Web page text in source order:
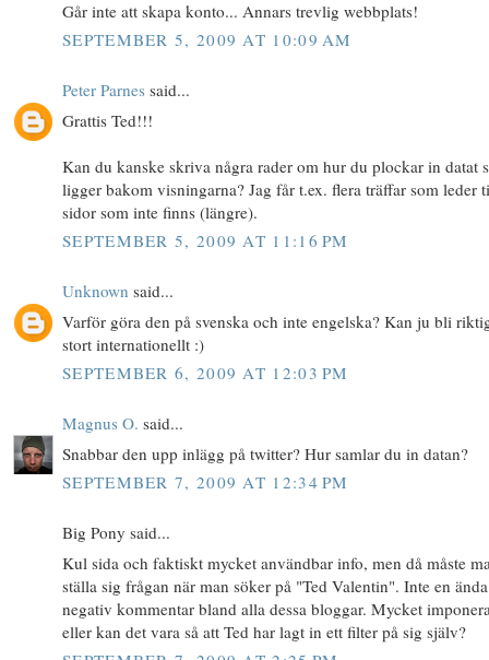
Går inte att skapa konto... Annars trevlig webbplats!
SEPTEMBER 5, 2009 AT 10:09 AM
Peter Parnes said...
Grattis Ted!!!
Kan du kanske skriva några rader om hur du plockar in datat
ligger bakom visningarna? Jag får t.ex. flera träffar som leder
sidor som inte finns (längre).
SEPTEMBER 5, 2009 AT 11:16 PM
Unknown said...
Varför göra den på svenska och inte engelska? Kan ju bli
stort internationellt :)
SEPTEMBER 6, 2009 AT 12:03 PM
Magnus O. said...
Snabbar den upp inlägg på twitter? Hur samlar du in datan?
SEPTEMBER 7, 2009 AT 12:34 PM
Big Pony said...
Kul sida och faktiskt mycket användbar info, men då måste
ställa sig frågan när man söker på "Ted Valentin". Inte en ända
negativ kommentar bland alla dessa bloggar. Mycket
eller kan det vara så att Ted har lagt in ett filter på sig själv?